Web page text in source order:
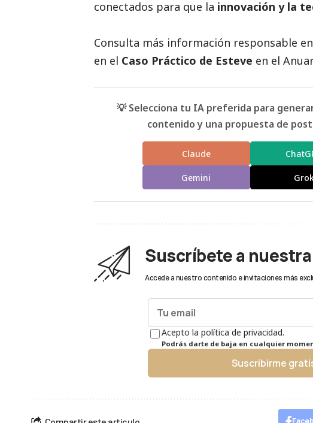
conectados para que la innovación y la
Consulta más información responsable
en el Caso Práctico de Esteve en el
💡 Selecciona tu IA preferida para
contenido y una propuesta de
Claude
Gemini
Suscríbete a
Accede a nuestro contenido e invitaciones más
Acepto la política de privacidad.
Podrás darte de baja en cualquier
Suscribirme